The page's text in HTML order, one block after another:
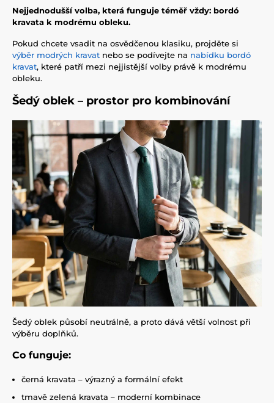
Nejjednodušší volba, která funguje téměř vždy: bordó
kravata k modrému obleku.
Pokud chcete vsadit na osvědčenou klasiku, projděte si
výběr modrých kravat nebo se podívejte na nabídku bordó
kravat, které patří mezi nejjistější volby právě k modrému
obleku.
Šedý oblek – prostor pro kombinování
Šedý oblek působí neutrálně, a proto dává větší volnost při
výběru doplňků.
Co funguje:
černá kravata – výrazný a formální efekt
tmavě zelená kravata – moderní kombinace